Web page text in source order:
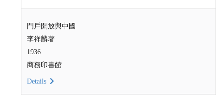
門戶開放與中國
李祥麟著
1936
商務印書館
Details